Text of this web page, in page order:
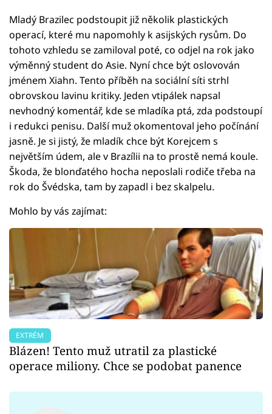
Mladý Brazilec podstoupit již několik plastických
operací, které mu napomohly k asijských rysům. Do
tohoto vzhledu se zamiloval poté, co odjel na rok jako
výměnný student do Asie. Nyní chce být oslovován
jménem Xiahn. Tento příběh na sociální síti strhl
obrovskou lavinu kritiky. Jeden vtipálek napsal
nevhodný komentář, kde se mladíka ptá, zda podstoupí
i redukci penisu. Další muž okomentoval jeho počínání
jasně. Je si jistý, že mladík chce být Korejcem s
největším údem, ale v Brazílii na to prostě nemá koule.
Škoda, že blonďatého hocha neposlali rodiče třeba na
rok do Švédska, tam by zapadl i bez skalpelu.
Mohlo by vás zajímat:
EXTRÉM
Blázen! Tento muž utratil za plastické
operace miliony. Chce se podobat panence